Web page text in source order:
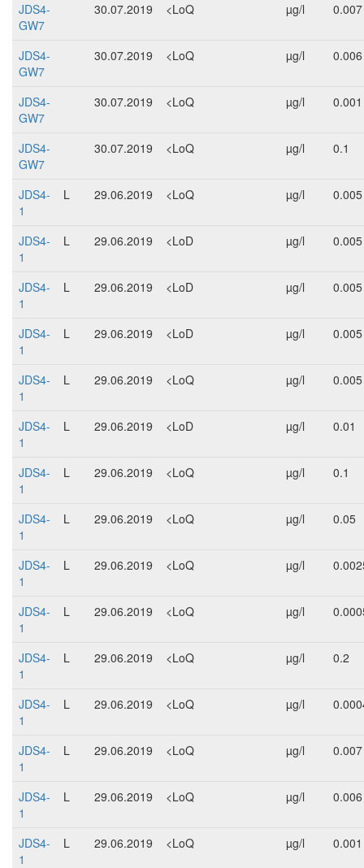
JDS4-
GW7
30.07.2019 <LoQ µg/l 0.007
JDS4-
GW7
30.07.2019 <LoQ µg/l 0.006
JDS4-
GW7
30.07.2019 <LoQ µg/l 0.001
JDS4-
GW7
30.07.2019 <LoQ µg/l 0.1
JDS4-
1
L 29.06.2019 <LoQ µg/l 0.005
JDS4-
1
L 29.06.2019 <LoD µg/l 0.005
JDS4-
1
L 29.06.2019 <LoD µg/l 0.005
JDS4-
1
L 29.06.2019 <LoD µg/l 0.005
JDS4-
1
L 29.06.2019 <LoQ µg/l 0.005
JDS4-
1
L 29.06.2019 <LoD µg/l 0.01
JDS4-
1
L 29.06.2019 <LoQ µg/l 0.1
JDS4-
1
L 29.06.2019 <LoQ µg/l 0.05
JDS4-
1
L 29.06.2019 <LoQ µg/l
JDS4-
1
L 29.06.2019 <LoQ µg/l
JDS4-
1
L 29.06.2019 <LoQ µg/l 0.2
JDS4-
1
L 29.06.2019 <LoQ µg/l
JDS4-
1
L 29.06.2019 <LoQ µg/l 0.007
JDS4-
1
L 29.06.2019 <LoQ µg/l 0.006
JDS4-
1
L 29.06.2019 <LoQ µg/l 0.001